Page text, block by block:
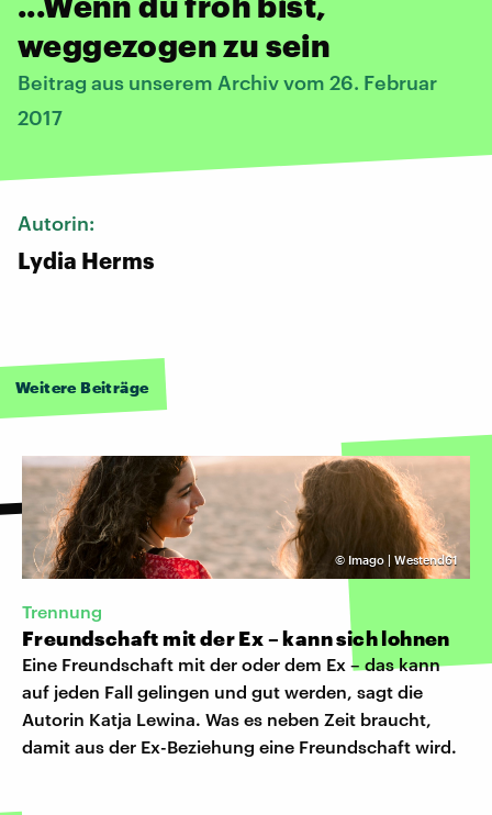
weggezogen zu sein
Beitrag aus unserem Archiv vom 26. Februar
2017
Autorin:
Lydia Herms
Weitere Beiträge
© Imago | Westend61
Trennung
Freundschaft mit der Ex – kann sich lohnen
Eine Freundschaft mit der oder dem Ex – das kann
auf jeden Fall gelingen und gut werden, sagt die
Autorin Katja Lewina. Was es neben Zeit braucht,
damit aus der Ex-Beziehung eine Freundschaft wird.